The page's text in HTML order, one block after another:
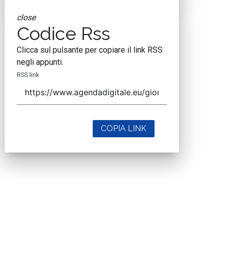
close
Codice Rss
Clicca sul pulsante per copiare il link RSS
negli appunti.
RSS link
COPIA LINK